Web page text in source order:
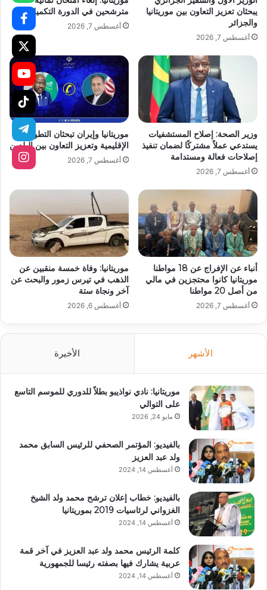
يبحثان تعزيز التعاون بين موريتانيا
والجزائر
أغسطس 7, 2026
مترشحين في الدورة التكميلية
أغسطس 7, 2026
وزير الصحة: إصلاح المستشفيات
يستدعي عملاً مشتركًا لضمان تنفيذ
إصلاحات فعالة ومستدامة
أغسطس 7, 2026
موريتانيا وإيران تبحثان التطورات
الإقليمية وتعزيز التعاون بين البلدين
أغسطس 7, 2026
أنباء عن الإفراج عن 18 مواطنا
موريتانيا كانوا محتجزين في مالي
من أصل 20 مواطنا
أغسطس 7, 2026
موريتانيا: وفاة خمسة منقبين عن
الذهب في تيرس زمور والبحث عن
آخر ونجاة ستة
أغسطس 6, 2026
الأشهر الأخيرة
موريتانيا: نادي نواذيبو بطلاً للدوري للموسم التاسع
على التوالي
مايو 24, 2026
بالفيديو: المؤتمر الصحفي للرئيس السابق محمد
ولد عبد العزيز
أغسطس 14, 2024
بالفيديو: خطاب إعلان ترشح محمد ولد الشيخ
الغزواني لرئاسيات 2019 بموريتانيا
أغسطس 14, 2024
كلمة الرئيس محمد ولد عبد العزيز في آخر قمة
عربية يشارك فيها بصفته رئيسا للجمهورية
أغسطس 14, 2024